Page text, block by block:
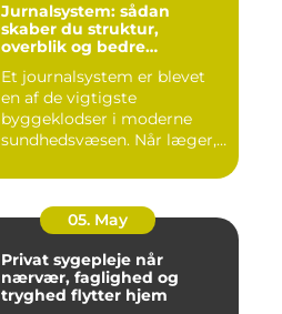
Jurnalsystem: sådan
skaber du struktur,
overblik og bedre
Et journalsystem er blevet
en af de vigtigste
byggeklodser i moderne
sundhedsvæsen. Når læger,
05. May
Privat sygepleje når
nærvær, faglighed og
tryghed flytter hjem